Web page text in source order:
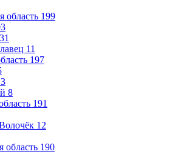
область 199
31
11
197
8
191
12
область 190